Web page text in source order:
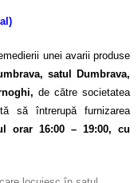
unei avarii produse
satul Dumbrava,
de către societatea
să întrerupă furnizarea
orar 16:00 – 19:00, cu